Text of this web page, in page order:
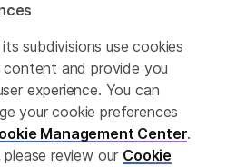
reserved.
subdivisions use cookies
and provide you
experience. You can
your cookie preferences
Management Center.
review our Cookie